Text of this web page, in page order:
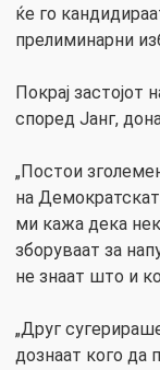
ќе го
прелиминарни
Покрај застојот
според Јанг,
„Постои
на
ми кажа дека
зборуваат за
не знаат што и
„Друг
дознаат кого да